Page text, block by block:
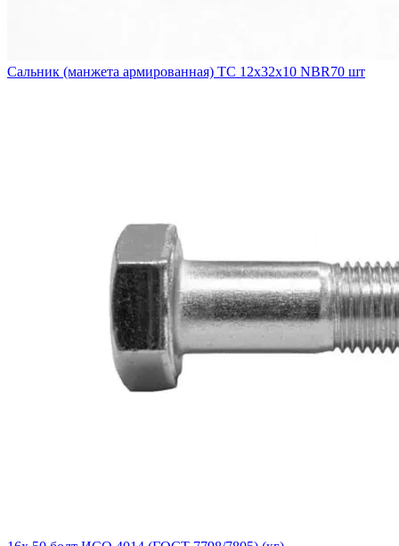
Сальник (манжета армированная) TC 12х32х10 NBR70 шт